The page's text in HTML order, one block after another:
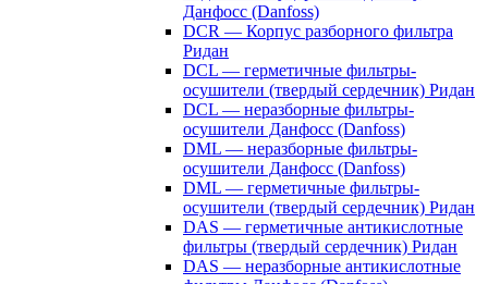
Данфосс (Danfoss)
DCR — Корпус разборного фильтра
Ридан
DCL — герметичные фильтры-
осушители (твердый сердечник) Ридан
DCL — неразборные фильтры-
осушители Данфосс (Danfoss)
DML — неразборные фильтры-
осушители Данфосс (Danfoss)
DML — герметичные фильтры-
осушители (твердый сердечник) Ридан
DAS — герметичные антикислотные
фильтры (твердый сердечник) Ридан
DAS — неразборные антикислотные